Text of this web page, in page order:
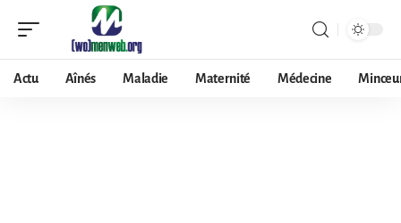
Actu Aînés Maladie Maternité Médecine